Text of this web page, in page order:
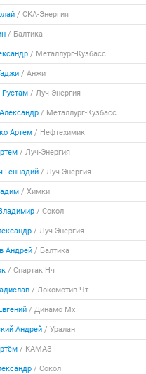
/ СКА-Энергия
/ Балтика
/ Металлург-Кузбасс
/ Анжи
/ Луч-Энергия
/ Металлург-Кузбасс
Артем / Нефтехимик
/ Луч-Энергия
Геннадий / Луч-Энергия
/ Химки
/ Сокол
/ Луч-Энергия
Андрей / Балтика
/ Спартак Нч
/ Локомотив Чт
/ Динамо Мх
Андрей / Уралан
/ КАМАЗ
/ Сокол